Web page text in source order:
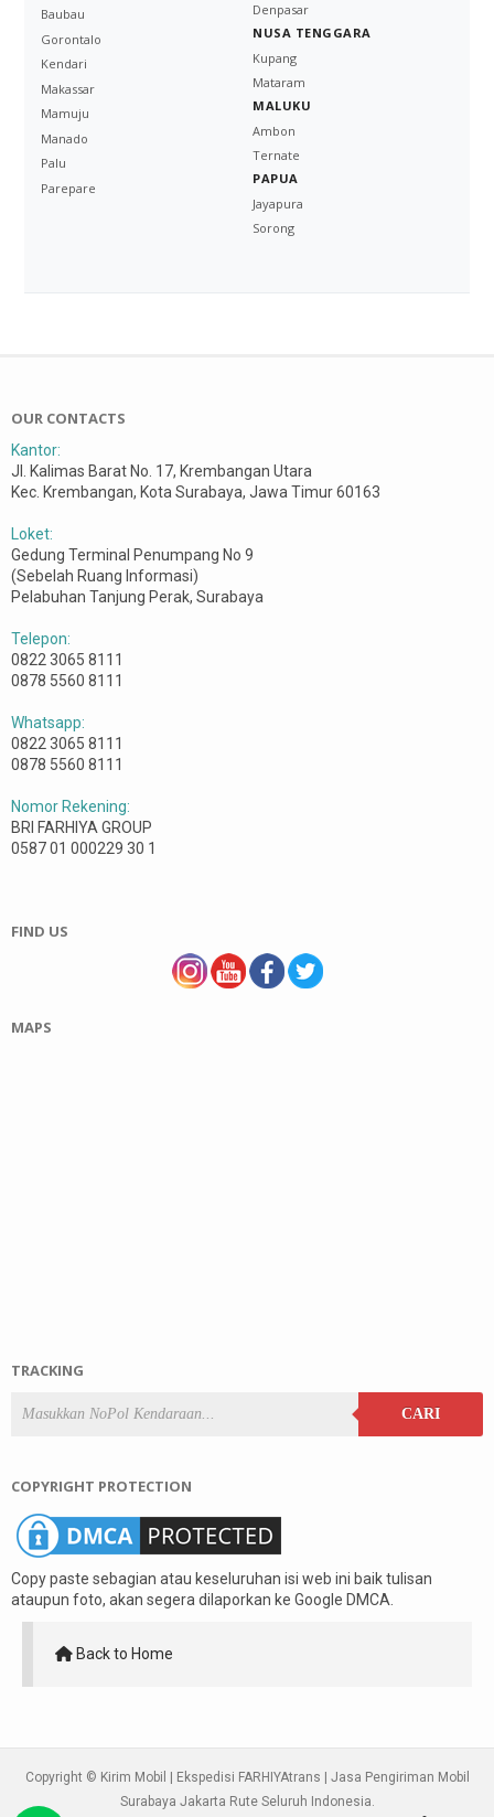
Baubau
Gorontalo
Kendari
Makassar
Mamuju
Manado
Palu
Parepare
Denpasar
NUSA TENGGARA
Kupang
Mataram
MALUKU
Ambon
Ternate
PAPUA
Jayapura
Sorong
OUR CONTACTS
Kantor:
Jl. Kalimas Barat No. 17, Krembangan Utara
Kec. Krembangan, Kota Surabaya, Jawa Timur 60163
Loket:
Gedung Terminal Penumpang No 9
(Sebelah Ruang Informasi)
Pelabuhan Tanjung Perak, Surabaya
Telepon:
0822 3065 8111
0878 5560 8111
Whatsapp:
0822 3065 8111
0878 5560 8111
Nomor Rekening:
BRI FARHIYA GROUP
0587 01 000229 30 1
FIND US
MAPS
TRACKING
CARI
COPYRIGHT PROTECTION
Copy paste sebagian atau keseluruhan isi web ini baik tulisan
ataupun foto, akan segera dilaporkan ke Google DMCA.
Back to Home
Copyright © Kirim Mobil | Ekspedisi FARHIYAtrans | Jasa Pengiriman Mobil
Surabaya Jakarta Rute Seluruh Indonesia